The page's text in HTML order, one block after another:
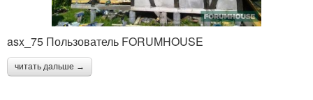
asx_75 Пользователь FORUMHOUSE
читать дальше →